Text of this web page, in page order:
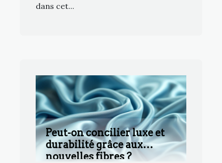
dans cet...
Peut-on concilier luxe et
durabilité grâce aux
nouvelles fibres ?